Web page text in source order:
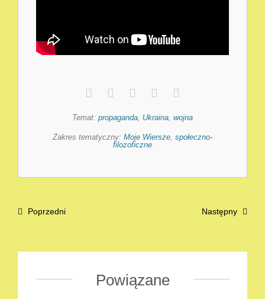
Temat: propaganda, Ukraina, wojna
Zakres tematyczny: Moje Wiersze, społeczno-
filozoficzne
Następny
Poprzedni
Powiązane